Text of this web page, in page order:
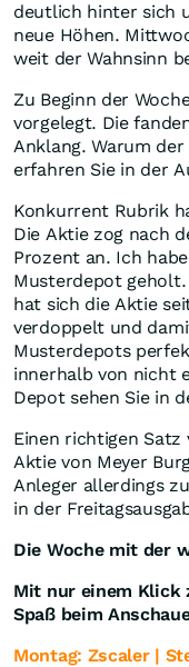
deutlich hinter sich
neue Höhen.
weit der Wahnsinn
Zu Beginn der
vorgelegt. Die
Anklang. Warum
erfahren Sie in der
Konkurrent Rubrik
Die Aktie zog nach
Prozent an. Ich
Musterdepot
hat sich die Aktie
verdoppelt und
Musterdepots
innerhalb von nicht
Depot sehen Sie in
Einen richtigen
Aktie von Meyer
Anleger allerdings
in der
Die Woche mit der
Mit nur einem Klick
Spaß beim
Montag: Zscaler |